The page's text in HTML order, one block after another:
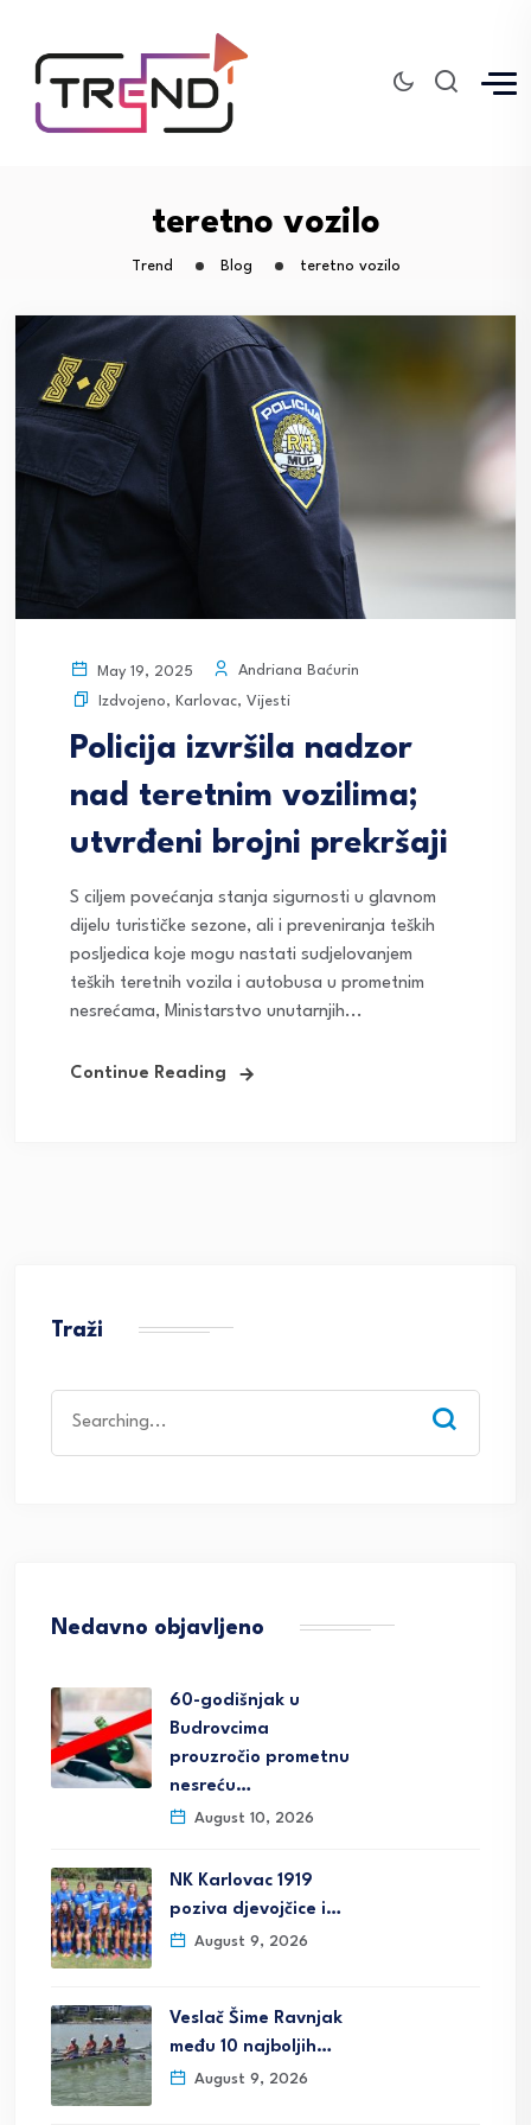
teretno vozilo
Trend Blog teretno vozilo
May 19, 2025
Andriana Baćurin
Izdvojeno, Karlovac, Vijesti
Policija izvršila nadzor
nad teretnim vozilima;
utvrđeni brojni prekršaji
S ciljem povećanja stanja sigurnosti u glavnom
dijelu turističke sezone, ali i preveniranja teških
posljedica koje mogu nastati sudjelovanjem
teških teretnih vozila i autobusa u prometnim
nesrećama, Ministarstvo unutarnjih...
Continue Reading
Traži
for:
Nedavno objavljeno
60-godišnjak u
Budrovcima
prouzročio prometnu
nesreću…
August 10, 2026
NK Karlovac 1919
poziva djevojčice i…
August 9, 2026
Veslač Šime Ravnjak
među 10 najboljih…
August 9, 2026